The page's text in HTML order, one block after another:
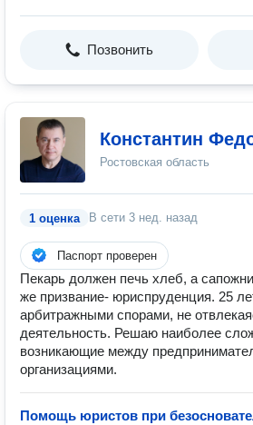
Позвонить
Константин
Ростовская область
1 оценка В сети 3 нед. назад
Паспорт проверен
Пекарь должен печь хлеб, а
же призвание- юриспруденция. 25
арбитражными спорами, не
деятельность. Решаю наиболее
возникающие между
организациями.
Помощь юристов при